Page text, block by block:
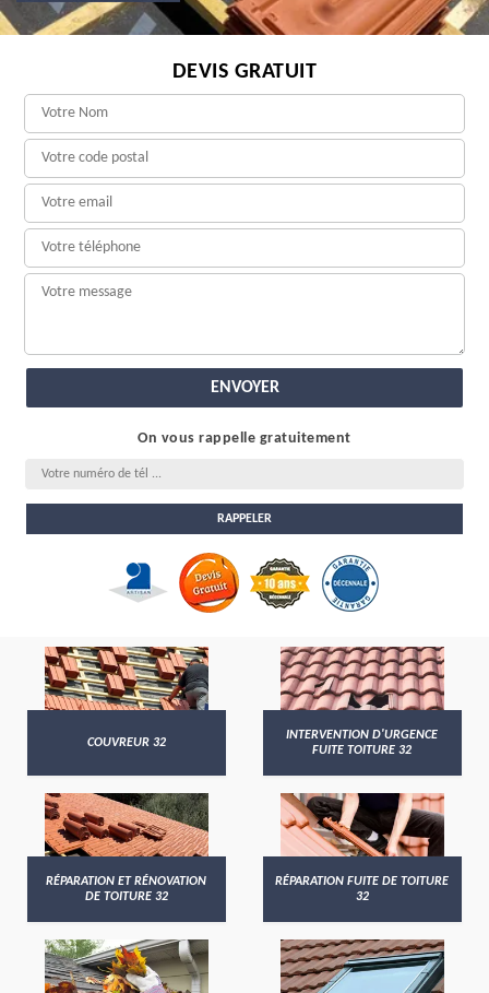
DEVIS GRATUIT
On vous rappelle gratuitement
COUVREUR 32
INTERVENTION D'URGENCE
FUITE TOITURE 32
RÉPARATION ET RÉNOVATION
DE TOITURE 32
RÉPARATION FUITE DE TOITURE
32